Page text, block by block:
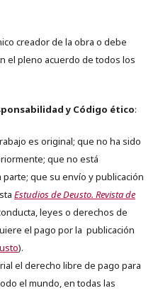
creador de la obra o debe
el pleno acuerdo de todos los
y Código ético:
es original; que no ha sido
que no está
que su envío y publicación
Estudios de Deusto. Revista de
leyes o derechos de
el pago por la publicación
).
el derecho libre de pago para
el mundo, en todas las